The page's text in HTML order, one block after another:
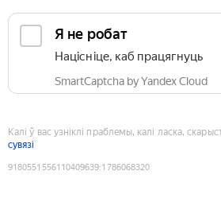
Я не робат
Націсніце, каб працягнуць
SmartCaptcha by Yandex Cloud
Калі ў вас узніклі праблемы, калі ласка,
сувязі
9180551556110409639:1786068320